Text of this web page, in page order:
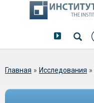
Вы здесь
Главная » Исследования »